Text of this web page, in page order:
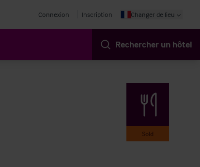
Connexion Inscription Changer de lieu
Rechercher un hôtel
Sold